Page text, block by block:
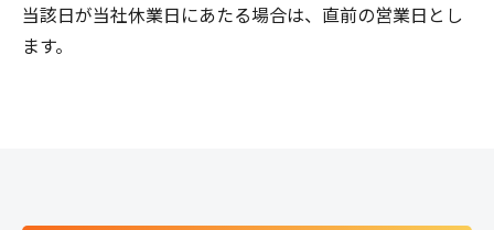
当該日が当社休業日にあたる場合は、直前の営業日とし
ます。